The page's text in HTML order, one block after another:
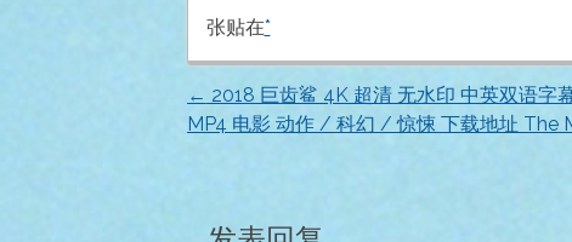
张贴在*
文
导
← 2018 巨齿鲨 4K 超清 无水印 中英双语字
MP4 电影 动作 / 科幻 / 惊悚 下载地址 The